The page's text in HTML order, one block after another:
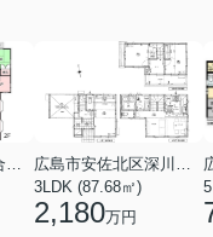
3LDK (87.68㎡)
2,180万円